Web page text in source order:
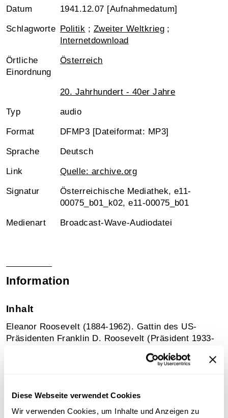
Diese Webseite verwendet Cookies
Wir verwenden Cookies, um Inhalte und Anzeigen zu
Datum 1941.12.07 [Aufnahmedatum]
Schlagworte Politik ; Zweiter Weltkrieg ;
Internetdownload
Örtliche
Einordnung
Österreich
20. Jahrhundert - 40er Jahre
Typ audio
Format DFMP3 [Dateiformat: MP3]
Sprache Deutsch
Link Quelle: archive.org
Signatur
Österreichische Mediathek, e11-
00075_b01_k02, e11-00075_b01
Medienart Broadcast-Wave-Audiodatei
Information
Inhalt
Eleanor Roosevelt (1884-1962). Gattin des US-
Präsidenten Franklin D. Roosevelt (Präsident 1933-
der Frauen engagiert, unterstützte sie den „New
wichtige Persönlichkeit der Demokratischen Partei.